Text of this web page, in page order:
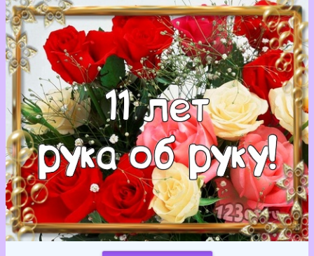
Загрузка картинки...